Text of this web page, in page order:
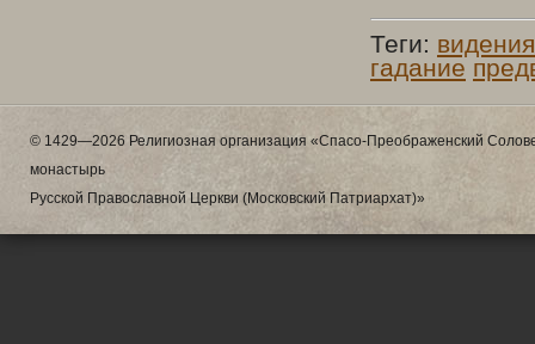
Теги: видения
гадание
© 1429—2026 Религиозная организация «Спасо-Преображенский
монастырь
Русской Православной Церкви (Московский Патриархат)»